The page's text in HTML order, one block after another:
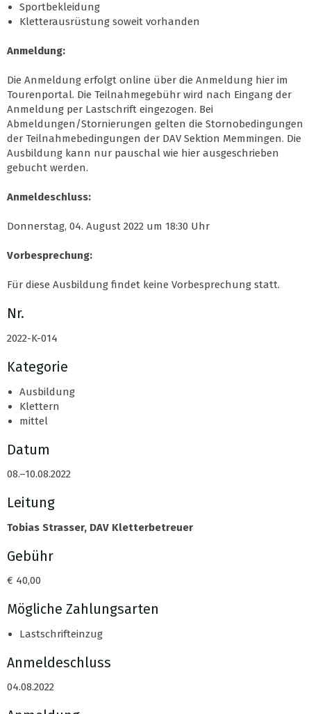
Sportbekleidung
Kletterausrüstung soweit vorhanden
Anmeldung:
Die Anmeldung erfolgt online über die Anmeldung hier im
Tourenportal. Die Teilnahmegebühr wird nach Eingang der
Anmeldung per Lastschrift eingezogen. Bei
Abmeldungen/Stornierungen gelten die Stornobedingungen
der Teilnahmebedingungen der DAV Sektion Memmingen. Die
Ausbildung kann nur pauschal wie hier ausgeschrieben
gebucht werden.
Anmeldeschluss:
Donnerstag, 04. August 2022 um 18:30 Uhr
Vorbesprechung:
Für diese Ausbildung findet keine Vorbesprechung statt.
Nr.
2022-K-014
Kategorie
Ausbildung
Klettern
mittel
Datum
08.–10.08.2022
Leitung
Tobias Strasser, DAV Kletterbetreuer
Gebühr
€ 40,00
Mögliche Zahlungsarten
Lastschrifteinzug
Anmeldeschluss
04.08.2022